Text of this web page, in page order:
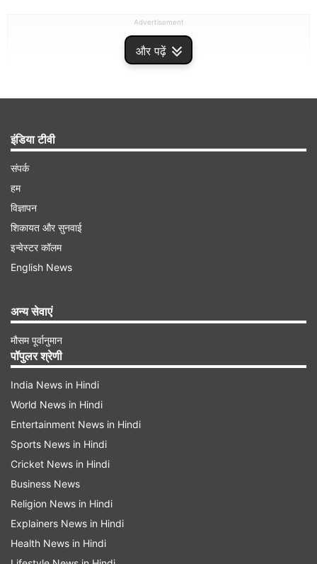
और पढ़ें
Advertisement
डीएम ने मंडल रेल प्रबंधक को लिखा पत्र
इसको लेकर प्रयागराज डीएम रविन्द्र कुमार मांदड़ ने मंडल
दारागंज यानी प्रयागराज संगम रेलवे स्टेशन को यात्रियों के
आने-जाने के लिए बंद रखा जाए।बता दें कि महाकुंभ क्षेत्र के
दारागंज इलाके में संगम रेलवे स्टेशन पड़ता है और यह मेला
क्षेत्र के सबसे करीब का रेलवे स्‍टेशन है। वहीं स्टेशन पर
तैनात आरपीएफ और जीआरपी जवानों से भी भीड़ को देखते
हुए अलर्ट मोड में रहने को कहा गया है।
इंडिया टीवी
संपर्क
हम
विज्ञापन
शिकायत और सुनवाई
इन्वेस्टर कॉलम
English News
अन्य सेवाएं
मौसम पूर्वानुमान
पॉपुलर श्रेणी
India News in Hindi
World News in Hindi
Entertainment News in Hindi
Sports News in Hindi
Cricket News in Hindi
Business News
Religion News in Hindi
Explainers News in Hindi
Health News in Hindi